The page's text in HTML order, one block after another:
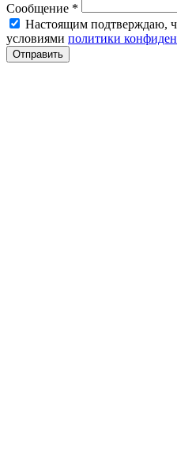
Сообщение *
Настоящим подтверждаю,
условиями политики
Отправить